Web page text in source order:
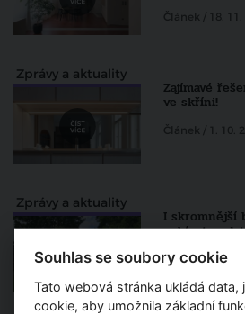
Článek / 18. 11.
Zprávy a aktuality
Zajímavé
ve skříni!
Článek / 1. 10.
Zprávy a aktuality
I skromnější
nabízet
Článek / 29. 9.
Souhlas se soubory cookie
Tato webová stránka ukládá data,
cookie, aby umožnila základní